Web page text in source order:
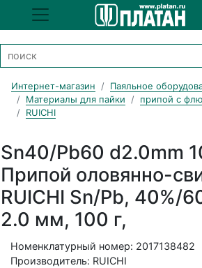
Интернет-магазин
Паяльное
Материалы для пайки
припой с
RUICHI
Sn40/Pb60 d2.0mm
Припой оловянно-
RUICHI Sn/Pb, 40%/
2.0 мм, 100 г,
Номенклатурный номер: 2017138482
Производитель: RUICHI